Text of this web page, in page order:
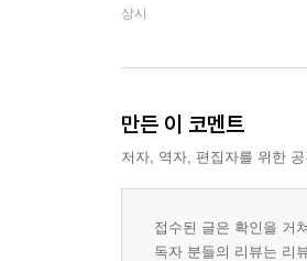
상시
만든 이 코멘트
저자, 역자, 편집자를 위한
접수된 글은 확인을 거
독자 분들의 리뷰는 리